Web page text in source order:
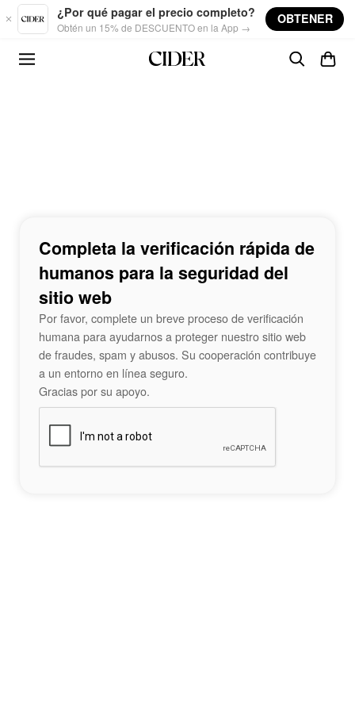
Skip to main content
¿Por qué pagar el precio completo?
Obtén un 15% de DESCUENTO en la App →
OBTENER
Completa la verificación rápida de
humanos para la seguridad del
sitio web
Por favor, complete un breve proceso de verificación
humana para ayudarnos a proteger nuestro sitio web
de fraudes, spam y abusos. Su cooperación contribuye
a un entorno en línea seguro.
Gracias por su apoyo.